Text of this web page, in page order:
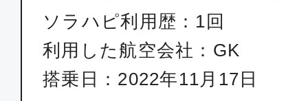
ソラハピ利用歴：1回
利用した航空会社：GK
搭乗日：2022年11月17日